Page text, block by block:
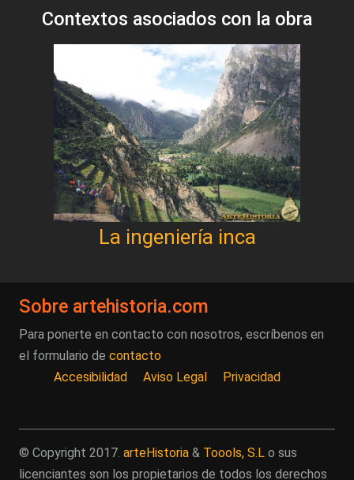
Contextos asociados con la obra
La ingeniería inca
Sobre artehistoria.com
Para ponerte en contacto con nosotros, escríbenos en
el formulario de contacto
Accesibilidad
Aviso Legal Privacidad
© Copyright 2017. arteHistoria & Toools, S.L o sus
licenciantes son los propietarios de todos los derechos